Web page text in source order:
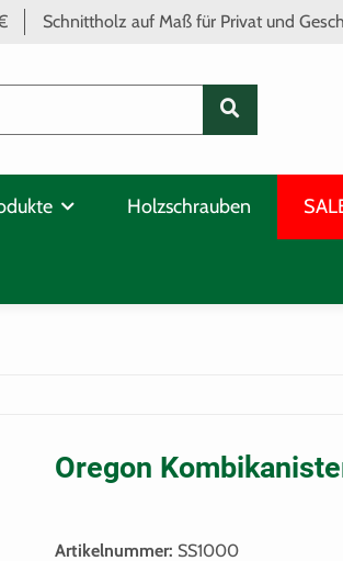
Schnittholz auf Maß für Privat und
Holzschrauben
Oregon
Artikelnummer: SS1000